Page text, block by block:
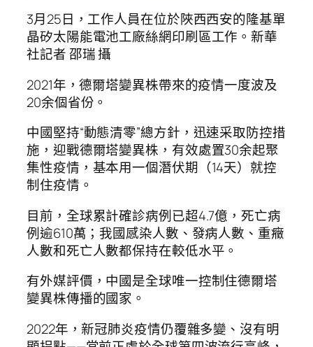
3月25日，工作人員在位於陜西西安的隆基單
晶矽太陽能電池工廠絲網印刷區工作。新華
社記者 邵瑞 攝
2021年，德爾塔變異株帶來的疫情一度波及
20余個省份。
中國堅持“動態清零”總方針，迅速采取防控措
施，迎戰德爾塔變異株，有效處置30余起聚
集性疫情，基本用一個潛伏期（14天）就控
制住疫情。
目前，全球累計確診病例已超4.7億，死亡病
例逾610萬；我國感染人數、發病人數、重癥
人數和死亡人數都保持在較低水平。
有外媒評價，中國是全球唯一控制住德爾塔
變異株傳播的國家。
2022年，新冠肺炎疫情仍覆雜多變、沒有明